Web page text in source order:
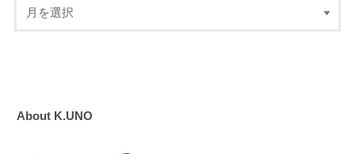
About K.UNO